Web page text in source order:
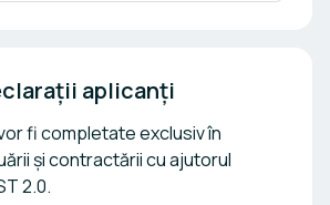
aplicanți
fi completate exclusiv în
și contractării cu ajutorul
2.0.